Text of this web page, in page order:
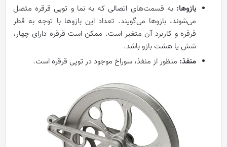
بازوها: به قسمت‌های اتصالی که به نما و توپی قرقره متصل
می‌شوند، بازوها می‌گویند. تعداد این بازوها با توجه به قطر
قرقره و کاربرد آن متغیر است. ممکن است قرقره دارای چهار،
شش یا هشت بازو باشد.
منفذ: منظور از منفذ، سوراخ موجود در توپی قرقره است.